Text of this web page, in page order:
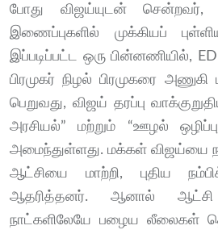
போது விஜய்யுடன் சென்றவர்,
இணைப்புகளில் முக்கியப்
இப்படிப்பட்ட ஒரு பின்னணியில்,
பிரமுகர் நிழல் பிரமுகரை அணுகி
பெறுவது, விஜய் தரப்பு
அரசியல்” மற்றும் “ஊழல்
அமைந்துள்ளது. மக்கள் விஜய்யை
ஆட்சியை மாற்றி, புதிய
ஆதரித்தனர். ஆனால் ஆட்சி
நாட்களிலேயே பழைய லீலைகள்